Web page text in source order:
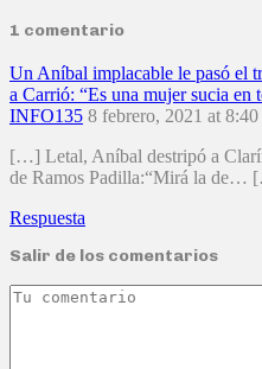
1 comentario
Un Aníbal implacable le pasó el
a Carrió: “Es una mujer sucia en
INFO135 8 febrero, 2021 at 8:40
[…] Letal, Aníbal destripó a
de Ramos Padilla:“Mirá la de…
Respuesta
Salir de los comentarios